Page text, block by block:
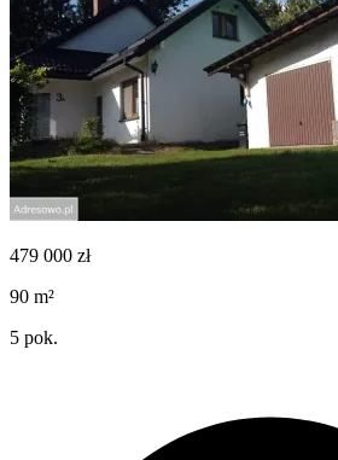
479 000 zł
90 m²
5 pok.